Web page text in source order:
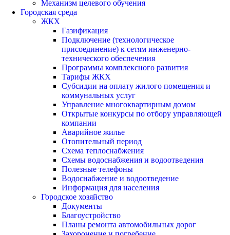
Механизм целевого обучения
Городская среда
ЖКХ
Газификация
Подключение (технологическое
присоединение) к сетям инженерно-
технического обеспечения
Программы комплексного развития
Тарифы ЖКХ
Субсидии на оплату жилого помещения и
коммунальных услуг
Управление многоквартирным домом
Открытые конкурсы по отбору управляющей
компании
Аварийное жилье
Отопительный период
Схема теплоснабжения
Схемы водоснабжения и водоотведения
Полезные телефоны
Водоснабжение и водоотведение
Информация для населения
Городское хозяйство
Документы
Благоустройство
Планы ремонта автомобильных дорог